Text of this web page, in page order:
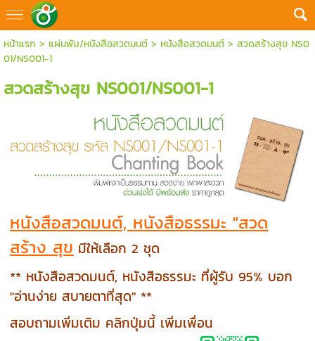
หน้าแรก > แผ่นพับ/หนังสือสวดมนต์> หนังสือสวดมนต์> สวดสร้างสุข NS0
01/NS001-1
สวดสร้างสุข NS001/NS001-1
หนังสือสวดมนต์, หนังสือธรรมะ "สวด
สร้าง สุข มีให้เลือก 2 ชุด
** หนังสือสวดมนต์, หนังสือธรรมะ ที่ผู้รับ 95% บอก
"อ่านง่าย สบายตาที่สุด" **
สอบถามเพิ่มเติม คลิกปุ่มนี้ เพิ่มเพื่อน